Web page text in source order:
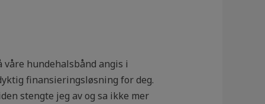
våre hundehalsbånd angis i
finansieringsløsning for deg.
stengte jeg av og sa ikke mer